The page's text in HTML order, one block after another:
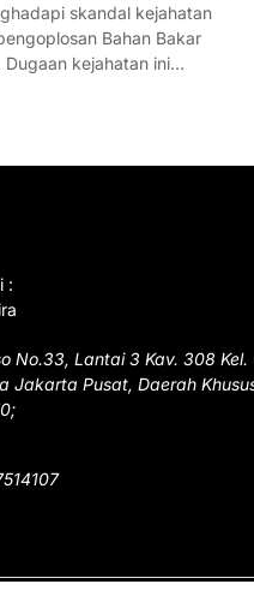
skandal kejahatan
Bahan Bakar
Dugaan kejahatan ini…
:
No.33, Lantai 3 Kav. 308 Kel.
Jakarta Pusat, Daerah